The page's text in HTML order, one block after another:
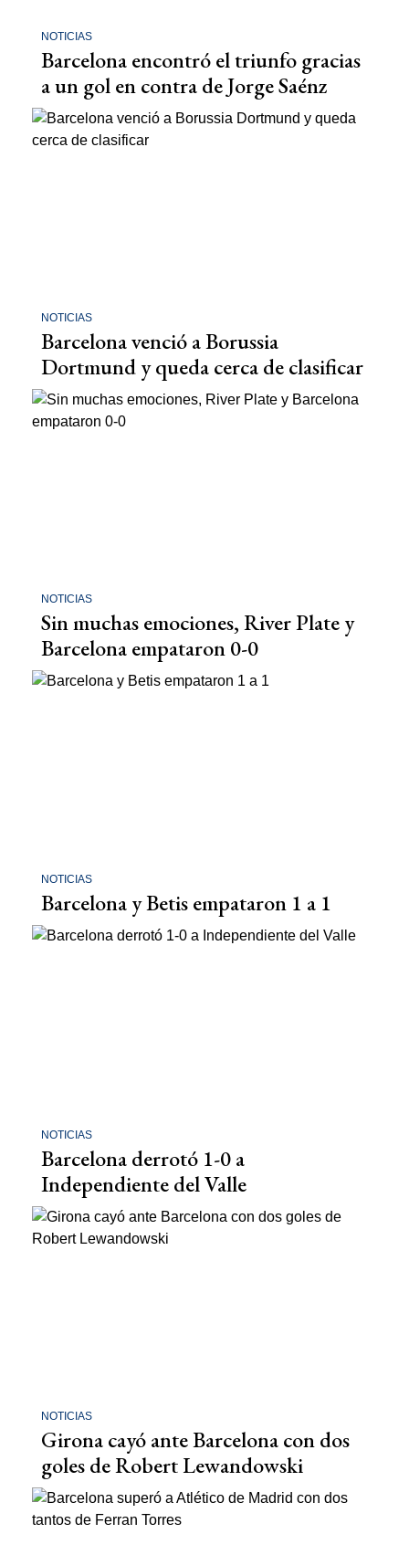
NOTICIAS
Barcelona encontró el triunfo gracias
a un gol en contra de Jorge Saénz
NOTICIAS
Barcelona venció a Borussia
Dortmund y queda cerca de clasificar
NOTICIAS
Sin muchas emociones, River Plate y
Barcelona empataron 0-0
NOTICIAS
Barcelona y Betis empataron 1 a 1
NOTICIAS
Barcelona derrotó 1-0 a
Independiente del Valle
NOTICIAS
Girona cayó ante Barcelona con dos
goles de Robert Lewandowski